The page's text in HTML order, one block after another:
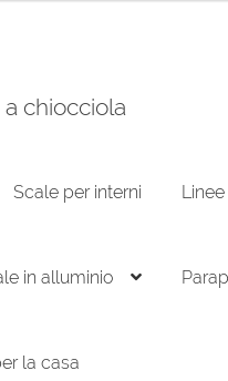
chiocciola
Scale per interni
in alluminio
la casa